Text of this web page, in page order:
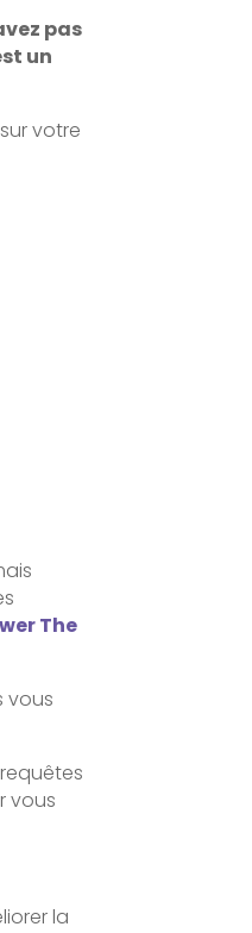
pas
un
votre
The
vous
vous
la